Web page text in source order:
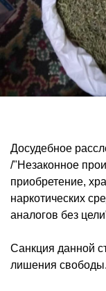
Досудебное
/"Незаконное
приобретение,
наркотических
аналогов без
Санкция данной
лишения свободы.